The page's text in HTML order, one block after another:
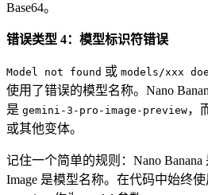
Base64。
错误类型 4：模型标识符错误
Model not found 或 models/xxx
使用了错误的模型名称。Nano
是 gemini-3-pro-image-preview，
或其他变体。
记住一个简单的规则：Nano Banana
Image 是模型名称。在代码中始终使